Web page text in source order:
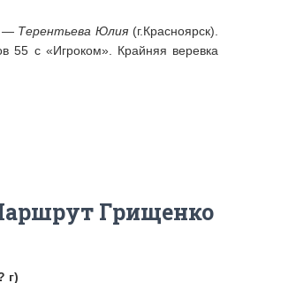
— Терентьева Юлия (г.Красноярск).
55 с «Игроком». Крайняя веревка
Грищенко
г)